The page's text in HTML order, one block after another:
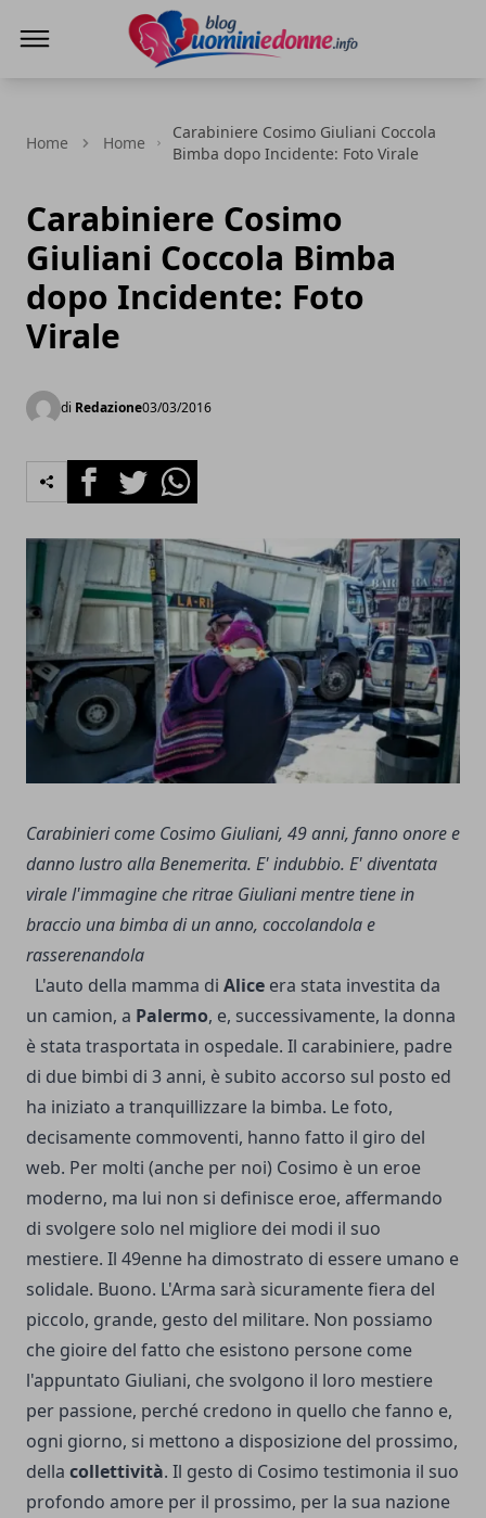
Home Home
Carabiniere Cosimo Giuliani Coccola
Bimba dopo Incidente: Foto Virale
Carabiniere Cosimo
Giuliani Coccola Bimba
dopo Incidente: Foto
Virale
di Redazione03/03/2016
FacebookTwitterWhatsapp
Carabinieri come Cosimo Giuliani, 49 anni, fanno onore e
danno lustro alla Benemerita. E' indubbio. E' diventata
virale l'immagine che ritrae Giuliani mentre tiene in
braccio una bimba di un anno, coccolandola e
rasserenandola
L'auto della mamma di Alice era stata investita da
un camion, a Palermo, e, successivamente, la donna
è stata trasportata in ospedale. Il carabiniere, padre
di due bimbi di 3 anni, è subito accorso sul posto ed
ha iniziato a tranquillizzare la bimba. Le foto,
decisamente commoventi, hanno fatto il giro del
web. Per molti (anche per noi) Cosimo è un eroe
moderno, ma lui non si definisce eroe, affermando
di svolgere solo nel migliore dei modi il suo
mestiere. Il 49enne ha dimostrato di essere umano e
solidale. Buono. L'Arma sarà sicuramente fiera del
piccolo, grande, gesto del militare. Non possiamo
che gioire del fatto che esistono persone come
l'appuntato Giuliani, che svolgono il loro mestiere
per passione, perché credono in quello che fanno e,
ogni giorno, si mettono a disposizione del prossimo,
della collettività. Il gesto di Cosimo testimonia il suo
profondo amore per il prossimo, per la sua nazione